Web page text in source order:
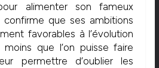
alimenter son fameux
confirme que ses ambitions
favorables à l’évolution
que l’on puisse faire
permettre d’oublier les